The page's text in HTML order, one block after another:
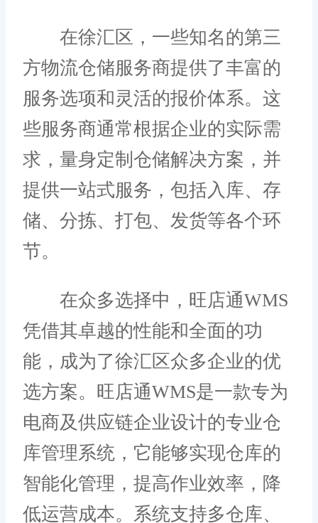
在徐汇区，一些知名的第三
方物流仓储服务商提供了丰富的
服务选项和灵活的报价体系。这
些服务商通常根据企业的实际需
求，量身定制仓储解决方案，并
提供一站式服务，包括入库、存
储、分拣、打包、发货等各个环
节。
在众多选择中，旺店通WMS
凭借其卓越的性能和全面的功
能，成为了徐汇区众多企业的优
选方案。旺店通WMS是一款专为
电商及供应链企业设计的专业仓
库管理系统，它能够实现仓库的
智能化管理，提高作业效率，降
低运营成本。系统支持多仓库、